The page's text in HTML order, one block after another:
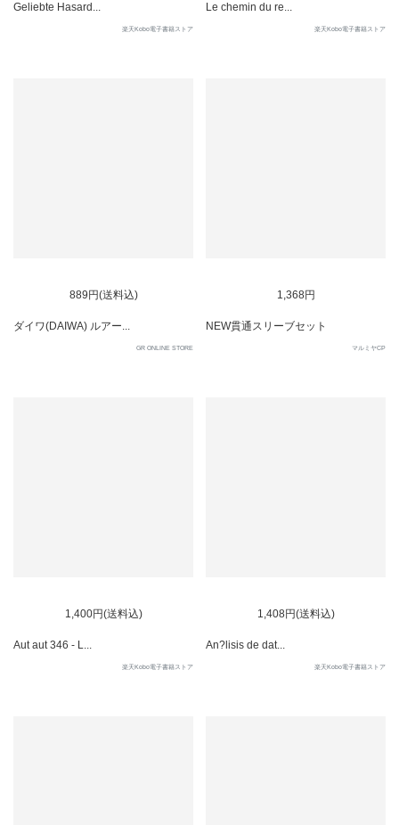
Geliebte Hasard...
楽天Kobo電子書籍ストア
Le chemin du re...
楽天Kobo電子書籍ストア
889円(送料込)
ダイワ(DAIWA) ルアー...
GR ONLINE STORE
1,368円
NEW貫通スリーブセット
マルミヤCP
1,400円(送料込)
Aut aut 346 - L...
楽天Kobo電子書籍ストア
1,408円(送料込)
An?lisis de dat...
楽天Kobo電子書籍ストア